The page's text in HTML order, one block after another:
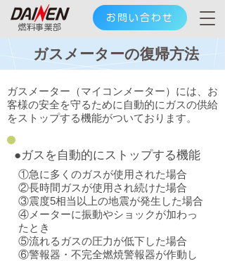
お問い合わせ
​燃料事業部
ガスメーター（マイコンメーター）には、お
客様の安全を守るために自動的にガスの供給
をストップする機能がついております。
●ガスを自動的にストップする機能
①急に多くのガスが使用された場合
②長時間ガスが使用され続けた場合
③震度5相当以上の地震が発生した場合
④メーターに振動やショックが加わっ
たとき
⑤流れるガスの圧力が低下した場合
⑥警報器・不完全燃焼警報器が作動し
ガスメーターの復帰方法